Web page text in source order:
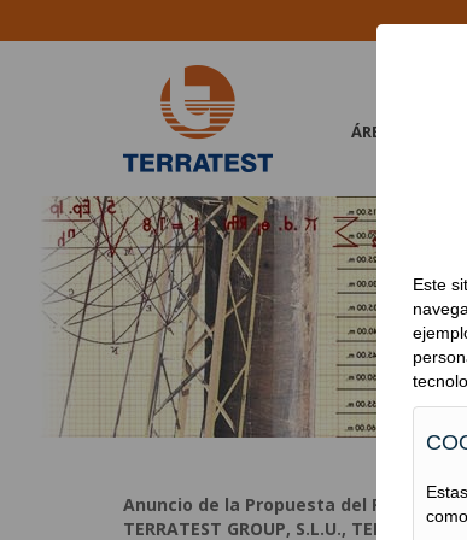
ÁREA
Anuncio de la Propuesta del Plan de
TERRATEST GROUP, S.L.U., TERRATEST
Este